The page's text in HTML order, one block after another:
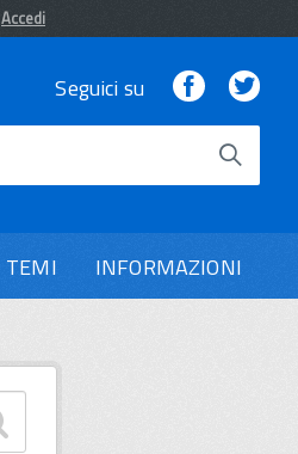
Accedi
Seguici su Facebook
TEMI INFORMAZIONI